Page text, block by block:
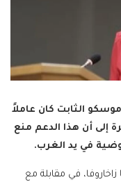
الثابت كان عاملاً
إلى أن هذا الدعم منع
في يد الغرب.
في مقابلة مع